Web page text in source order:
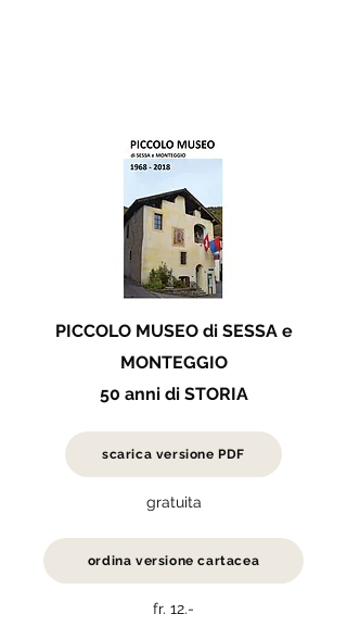
PICCOLO MUSEO di SESSA e
MONTEGGIO
50 anni di STORIA
scarica versione PDF
gratuita
ordina versione cartacea
fr. 12.-